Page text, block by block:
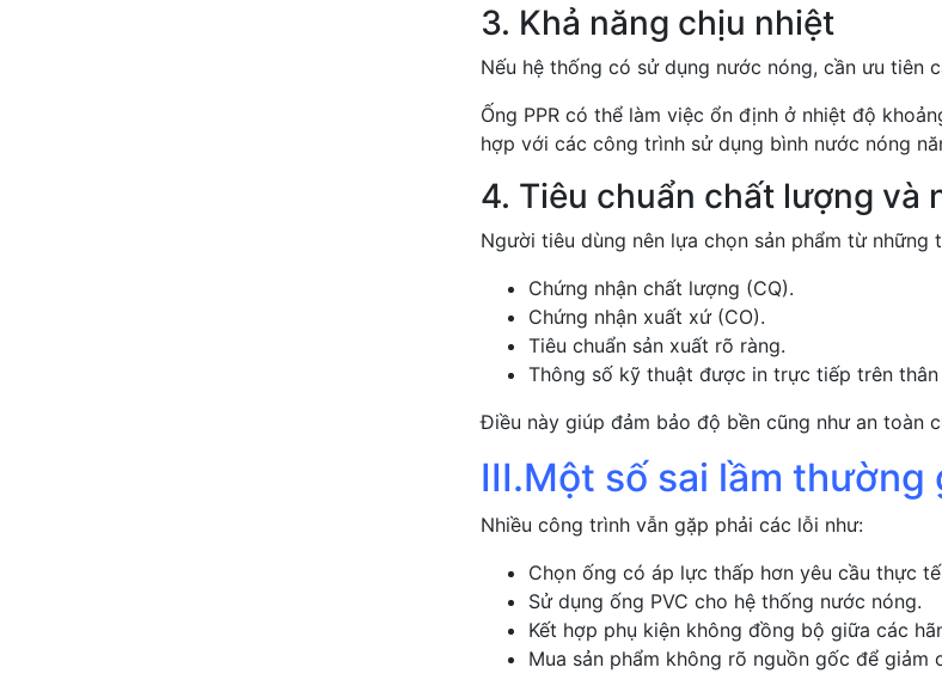
3. Khả năng chịu nhiệt
Nếu hệ thống có sử dụng nước nóng, cần ưu tiên
Ống PPR có thể làm việc ổn định ở nhiệt độ
hợp với các công trình sử dụng bình nước nóng
4. Tiêu chuẩn chất lượng và
Người tiêu dùng nên lựa chọn sản phẩm từ những
Chứng nhận chất lượng (CQ).
Chứng nhận xuất xứ (CO).
Tiêu chuẩn sản xuất rõ ràng.
Thông số kỹ thuật được in trực tiếp trên thân
Điều này giúp đảm bảo độ bền cũng như an toàn
III.Một số sai lầm
Nhiều công trình vẫn gặp phải các lỗi như:
Chọn ống có áp lực thấp hơn yêu cầu thực
Sử dụng ống PVC cho hệ thống nước nóng.
Kết hợp phụ kiện không đồng bộ giữa các
Mua sản phẩm không rõ nguồn gốc để giảm